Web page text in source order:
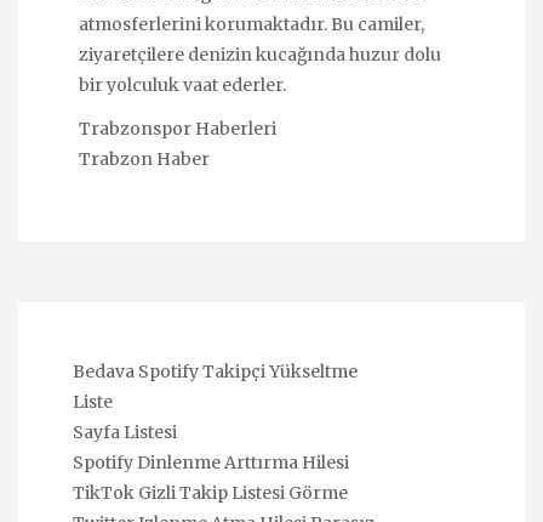
atmosferlerini korumaktadır. Bu camiler,
ziyaretçilere denizin kucağında huzur dolu
bir yolculuk vaat ederler.
Trabzonspor Haberleri
Trabzon Haber
Bedava Spotify Takipçi Yükseltme
Liste
Sayfa Listesi
Spotify Dinlenme Arttırma Hilesi
TikTok Gizli Takip Listesi Görme